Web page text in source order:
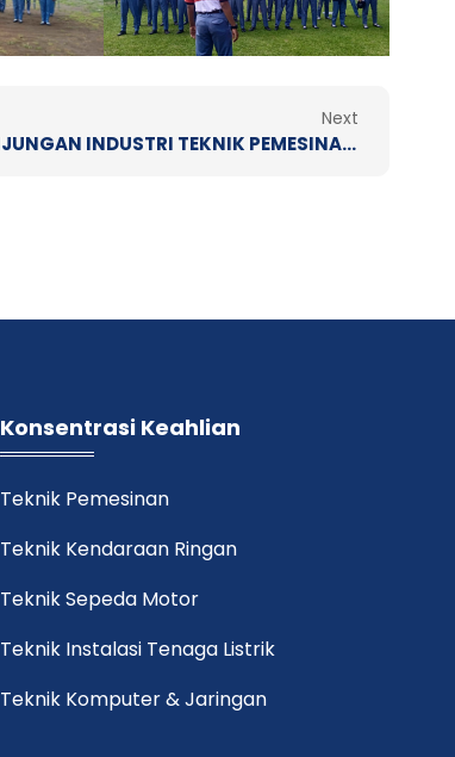
Next
KUNJUNGAN INDUSTRI TEKNIK PEMESINAN SMK WIWOROTOMO TAHUN 2024
Konsentrasi Keahlian
Teknik Pemesinan
Teknik Kendaraan Ringan
Teknik Sepeda Motor
Teknik Instalasi Tenaga Listrik
Teknik Komputer & Jaringan